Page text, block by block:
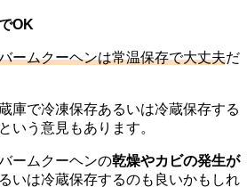
OK
ームクーヘンは常温保存で大丈夫だ
庫で冷凍保存あるいは冷蔵保存する
いう意見もあります。
ームクーヘンの乾燥やカビの発生が
いは冷蔵保存するのも良いかもしれ